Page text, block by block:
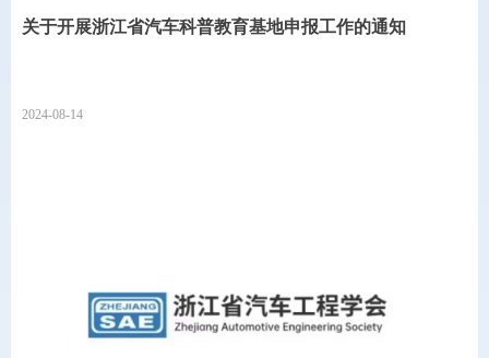
关于开展浙江省汽车科普教育基地申报工作的通知
2024-08-14